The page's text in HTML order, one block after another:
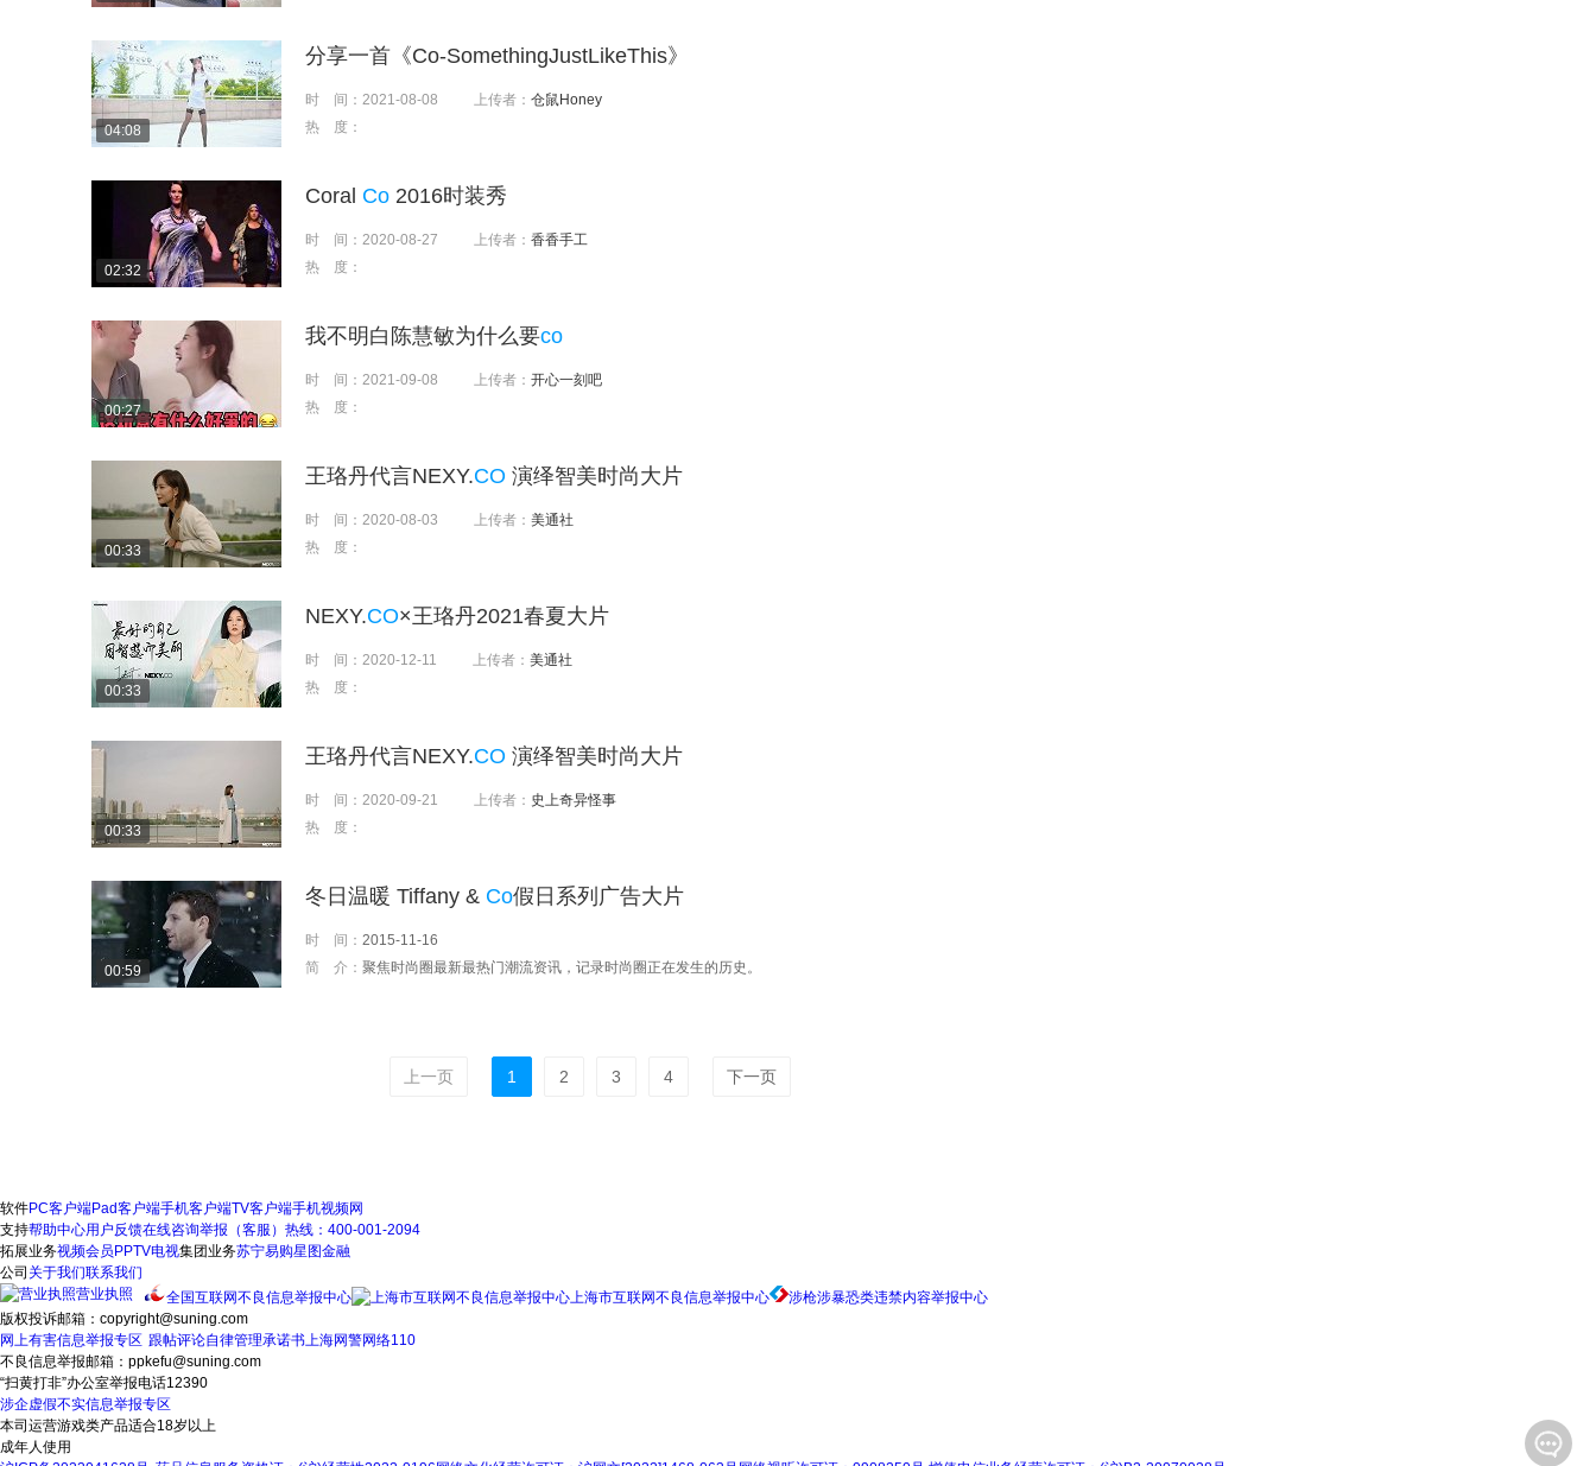
04:08
分享一首《Co-SomethingJustLikeThis》
时 间： 2021-08-08 上传者： 仓鼠Honey
热 度：
02:32
Coral Co 2016时装秀
时 间： 2020-08-27 上传者： 香香手工
热 度：
00:27
我不明白陈慧敏为什么要co
时 间： 2021-09-08 上传者： 开心一刻吧
热 度：
00:33
王珞丹代言NEXY.CO 演绎智美时尚大片
时 间： 2020-08-03 上传者： 美通社
热 度：
00:33
NEXY.CO×王珞丹2021春夏大片
时 间： 2020-12-11 上传者： 美通社
热 度：
00:33
王珞丹代言NEXY.CO 演绎智美时尚大片
时 间： 2020-09-21 上传者： 史上奇异怪事
热 度：
00:59
冬日温暖 Tiffany & Co假日系列广告大片
时 间： 2015-11-16
简 介： 聚焦时尚圈最新最热门潮流资讯，记录时尚圈正在发生的历史。
上一页 1 2 3 4 下一页
软件PC客户端Pad客户端手机客户端TV客户端手机视频网
支持帮助中心用户反馈在线咨询举报（客服）热线：400-001-2094
拓展业务视频会员 PPTV电视集团业务苏宁易购星图金融
公司 关于我们联系我们
全国互联网不良信息举报中心
上海市互联网不良信息举报中心 涉枪涉暴恐类违禁内容举报中心
营业执照
版权投诉邮箱：copyright@suning.com
跟帖评论自律管理承诺书
网上有害信息举报专区
上海网警网络110
不良信息举报邮箱：ppkefu@suning.com
“扫黄打非”办公室举报电话12390
涉企虚假不实信息举报专区
本司运营游戏类产品适合18岁以上
成年人使用